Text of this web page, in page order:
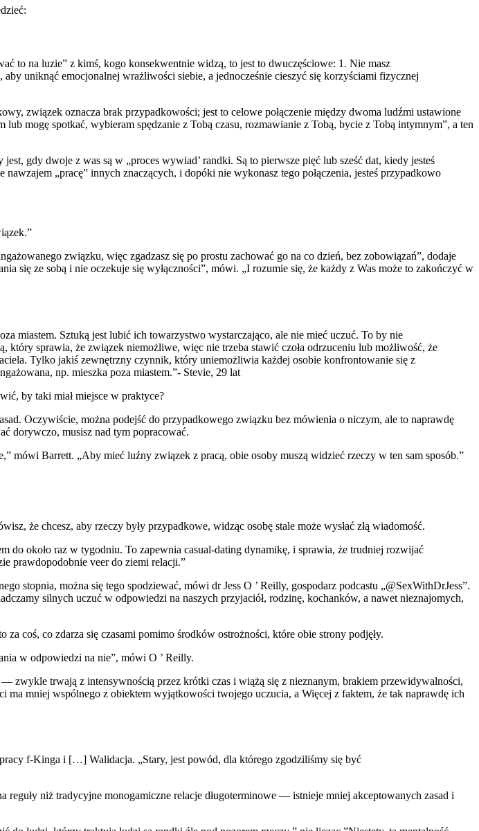
to na luzie” z kimś, kogo konsekwentnie widzą, to jest to dwuczęściowe: 1. Nie masz
uniknąć emocjonalnej wrażliwości siebie, a jednocześnie cieszyć się korzyściami fizycznej
związek oznacza brak przypadkowości; jest to celowe połączenie między dwoma ludźmi ustawione
mogę spotkać, wybieram spędzanie z Tobą czasu, rozmawianie z Tobą, bycie z Tobą intymnym”, a ten
gdy dwoje z was są w „proces wywiad’ randki. Są to pierwsze pięć lub sześć dat, kiedy jesteś
„pracę” innych znaczących, i dopóki nie wykonasz tego połączenia, jesteś przypadkowo
związku, więc zgadzasz się po prostu zachować go na co dzień, bez zobowiązań”, dodaje
się ze sobą i nie oczekuje się wyłączności”, mówi. „I rozumie się, że każdy z Was może to zakończyć w
miastem. Sztuką jest lubić ich towarzystwo wystarczająco, ale nie mieć uczuć. To by nie
który sprawia, że związek niemożliwe, więc nie trzeba stawić czoła odrzuceniu lub możliwość, że
Tylko jakiś zewnętrzny czynnik, który uniemożliwia każdej osobie konfrontowanie się z
np. mieszka poza miastem.”- Stevie, 29 lat
by taki miał miejsce w praktyce?
Oczywiście, można podejść do przypadkowego związku bez mówienia o niczym, ale to naprawdę
dorywczo, musisz nad tym popracować.
mówi Barrett. „Aby mieć luźny związek z pracą, obie osoby muszą widzieć rzeczy w ten sam sposób.”
że chcesz, aby rzeczy były przypadkowe, widząc osobę stale może wysłać złą wiadomość.
do około raz w tygodniu. To zapewnia casual-dating dynamikę, i sprawia, że trudniej rozwijać
prawdopodobnie veer do ziemi relacji.”
można się tego spodziewać, mówi dr Jess O ’ Reilly, gospodarz podcastu „@SexWithDrJess”.
silnych uczuć w odpowiedzi na naszych przyjaciół, rodzinę, kochanków, a nawet nieznajomych,
coś, co zdarza się czasami pomimo środków ostrożności, które obie strony podjęły.
w odpowiedzi na nie”, mówi O ’ Reilly.
— zwykle trwają z intensywnością przez krótki czas i wiążą się z nieznanym, brakiem przewidywalności,
mniej wspólnego z obiektem wyjątkowości twojego uczucia, a Więcej z faktem, że tak naprawdę ich
f-Kinga i […] Walidacja. „Stary, jest powód, dla którego zgodziliśmy się być
niż tradycyjne monogamiczne relacje długoterminowe — istnieje mniej akceptowanych zasad i